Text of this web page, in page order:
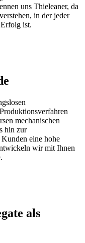
uns Thieleaner, da
verstehen, in der jeder
ist.
mechanischen
hin zur
eine hohe
wir mit Ihnen
als